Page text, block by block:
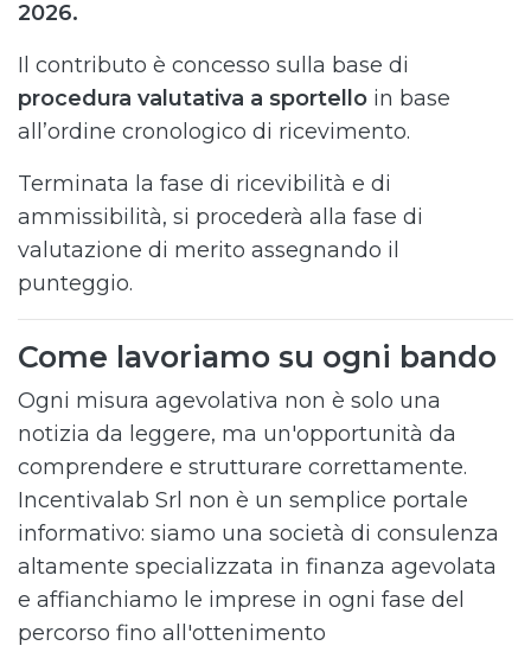
2026.
Il contributo è concesso sulla base di
procedura valutativa a sportello in base
all’ordine cronologico di ricevimento.
Terminata la fase di ricevibilità e di
ammissibilità, si procederà alla fase di
valutazione di merito assegnando il
punteggio.
Come lavoriamo su ogni bando
Ogni misura agevolativa non è solo una
notizia da leggere, ma un'opportunità da
comprendere e strutturare correttamente.
Incentivalab Srl non è un semplice portale
informativo: siamo una società di consulenza
altamente specializzata in finanza agevolata
e affianchiamo le imprese in ogni fase del
percorso fino all'ottenimento